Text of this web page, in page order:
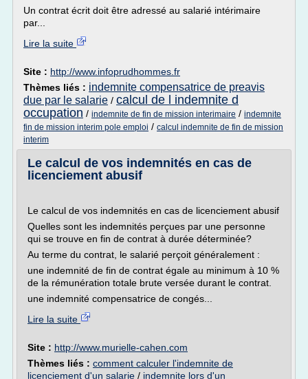
Un contrat écrit doit être adressé au salarié intérimaire
par...
Lire la suite
Site : http://www.infoprudhommes.fr
Thèmes liés : indemnite compensatrice de preavis
due par le salarie / calcul de l indemnite d
occupation / indemnite de fin de mission interimaire / indemnite
fin de mission interim pole emploi / calcul indemnite de fin de mission
interim
Le calcul de vos indemnités en cas de
licenciement abusif
Le calcul de vos indemnités en cas de licenciement abusif
Quelles sont les indemnités perçues par une personne
qui se trouve en fin de contrat à durée déterminée?
Au terme du contrat, le salarié perçoit généralement :
une indemnité de fin de contrat égale au minimum à 10 %
de la rémunération totale brute versée durant le contrat.
une indemnité compensatrice de congés...
Lire la suite
Site : http://www.murielle-cahen.com
Thèmes liés : comment calculer l'indemnite de
licenciement d'un salarie / indemnite lors d'un